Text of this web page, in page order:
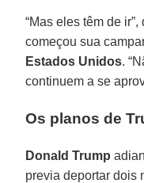
“Mas eles têm de
começou sua
Estados Unidos.
continuem a se
Os planos de
Donald Trump
previa deportar dois